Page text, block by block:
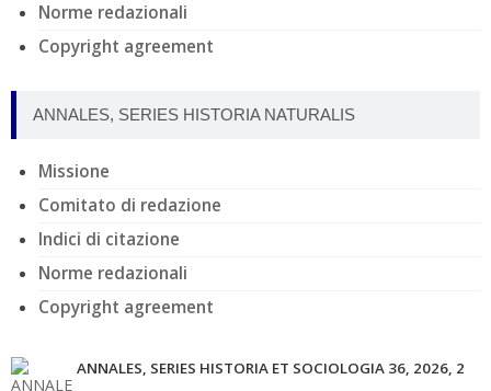
Norme redazionali
Copyright agreement
ANNALES, SERIES HISTORIA NATURALIS
Missione
Comitato di redazione
Indici di citazione
Norme redazionali
Copyright agreement
ANNALES, SERIES HISTORIA ET SOCIOLOGIA 36, 2026, 2